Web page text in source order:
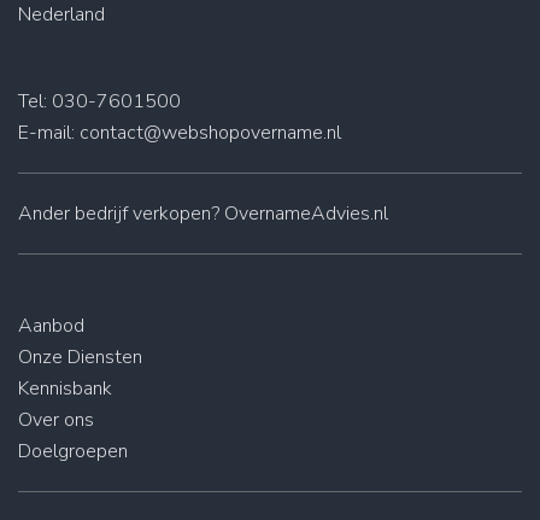
Nederland
Tel: 030-7601500
E-mail: contact@webshopovername.nl
Ander bedrijf verkopen? OvernameAdvies.nl
Aanbod
Onze Diensten
Kennisbank
Over ons
Doelgroepen